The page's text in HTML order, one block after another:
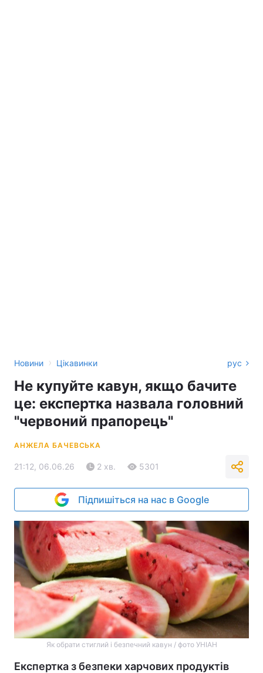
Новини › Цікавинки рус
Не купуйте кавун, якщо бачите
це: експертка назвала головний
"червоний прапорець"
АНЖЕЛА БАЧЕВСЬКА
21:12, 06.06.26 2 хв. 5301
Підпишіться на нас в Google
Як обрати стиглий і безпечний кавун / фото УНІАН
Експертка з безпеки харчових продуктів